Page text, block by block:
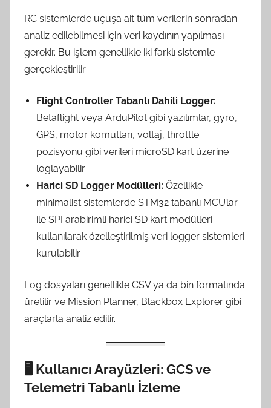
RC sistemlerde uçuşa ait tüm verilerin sonradan
analiz edilebilmesi için veri kaydının yapılması
gerekir. Bu işlem genellikle iki farklı sistemle
gerçekleştirilir:
Flight Controller Tabanlı Dahili Logger:
Betaflight veya ArduPilot gibi yazılımlar, gyro,
GPS, motor komutları, voltaj, throttle
pozisyonu gibi verileri microSD kart üzerine
loglayabilir.
Harici SD Logger Modülleri: Özellikle
minimalist sistemlerde STM32 tabanlı MCU’lar
ile SPI arabirimli harici SD kart modülleri
kullanılarak özelleştirilmiş veri logger sistemleri
kurulabilir.
Log dosyaları genellikle CSV ya da bin formatında
üretilir ve Mission Planner, Blackbox Explorer gibi
araçlarla analiz edilir.
🖥️ Kullanıcı Arayüzleri: GCS ve
Telemetri Tabanlı İzleme